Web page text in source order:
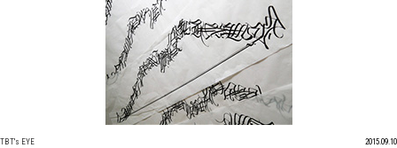
TBT's EYE 2015.09.10